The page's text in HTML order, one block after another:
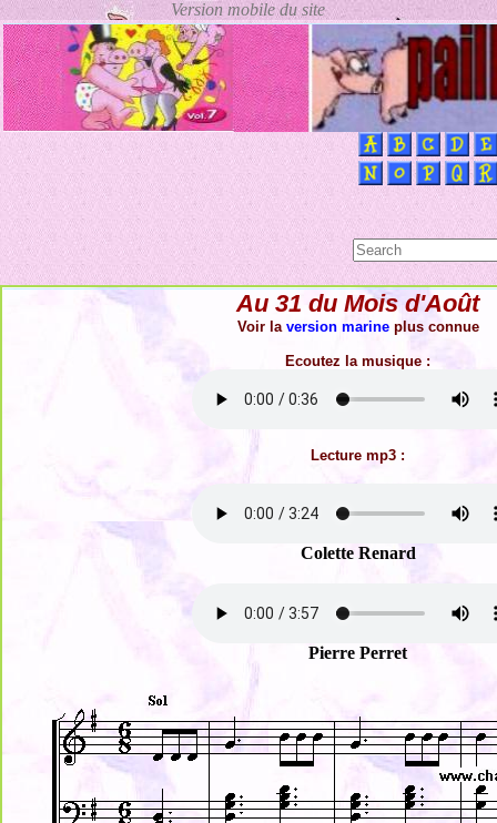
Au 31 du Mois d'Août
Voir la version marine plus connue
Ecoutez la musique :
Lecture mp3 :
Colette Renard
Pierre Perret